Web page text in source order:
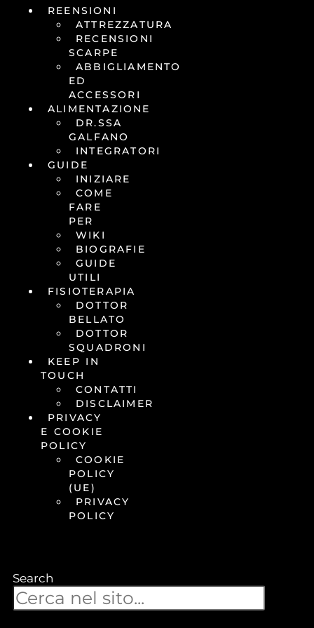
REENSIONI
ATTREZZATURA
RECENSIONI
SCARPE
ABBIGLIAMENTO
ED
ACCESSORI
ALIMENTAZIONE
DR.SSA
GALFANO
INTEGRATORI
GUIDE
INIZIARE
COME
FARE
PER
WIKI
BIOGRAFIE
GUIDE
UTILI
FISIOTERAPIA
DOTTOR
BELLATO
DOTTOR
SQUADRONI
KEEP IN
TOUCH
CONTATTI
DISCLAIMER
PRIVACY
E COOKIE
POLICY
COOKIE
POLICY
(UE)
PRIVACY
POLICY
Search